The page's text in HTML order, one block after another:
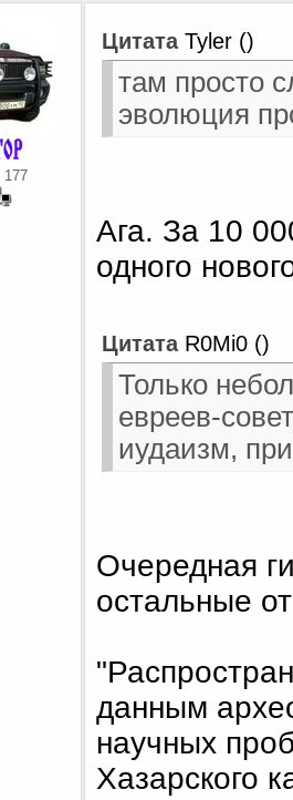
177
Цитата Tyler ()
там просто
эволюция
Ага. За 10
одного
Цитата R0Mi0 ()
Только
евреев-
иудаизм,
Очередная
остальные
данным
научных
Хазарского